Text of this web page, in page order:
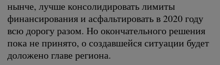
нынче, лучше консолидировать лимиты
финансирования и асфальтировать в 2020 году
всю дорогу разом. Но окончательного решения
пока не принято, о создавшейся ситуации будет
доложено главе региона.